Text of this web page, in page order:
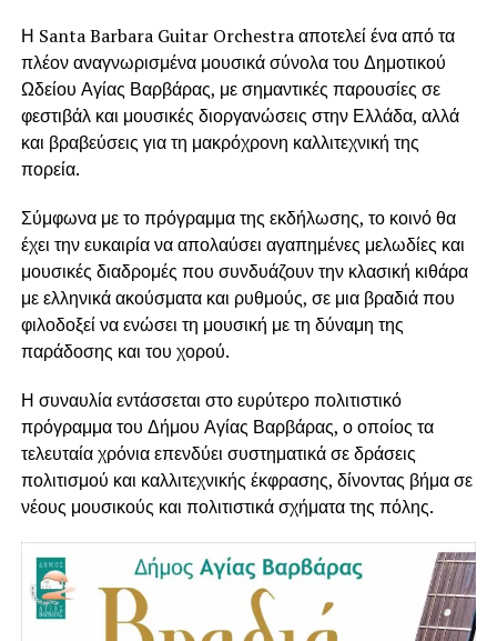
Η Santa Barbara Guitar Orchestra αποτελεί ένα από τα
πλέον αναγνωρισμένα μουσικά σύνολα του Δημοτικού
Ωδείου Αγίας Βαρβάρας, με σημαντικές παρουσίες σε
φεστιβάλ και μουσικές διοργανώσεις στην Ελλάδα, αλλά
και βραβεύσεις για τη μακρόχρονη καλλιτεχνική της
πορεία.
Σύμφωνα με το πρόγραμμα της εκδήλωσης, το κοινό θα
έχει την ευκαιρία να απολαύσει αγαπημένες μελωδίες και
μουσικές διαδρομές που συνδυάζουν την κλασική κιθάρα
με ελληνικά ακούσματα και ρυθμούς, σε μια βραδιά που
φιλοδοξεί να ενώσει τη μουσική με τη δύναμη της
παράδοσης και του χορού.
Η συναυλία εντάσσεται στο ευρύτερο πολιτιστικό
πρόγραμμα του Δήμου Αγίας Βαρβάρας, ο οποίος τα
τελευταία χρόνια επενδύει συστηματικά σε δράσεις
πολιτισμού και καλλιτεχνικής έκφρασης, δίνοντας βήμα σε
νέους μουσικούς και πολιτιστικά σχήματα της πόλης.